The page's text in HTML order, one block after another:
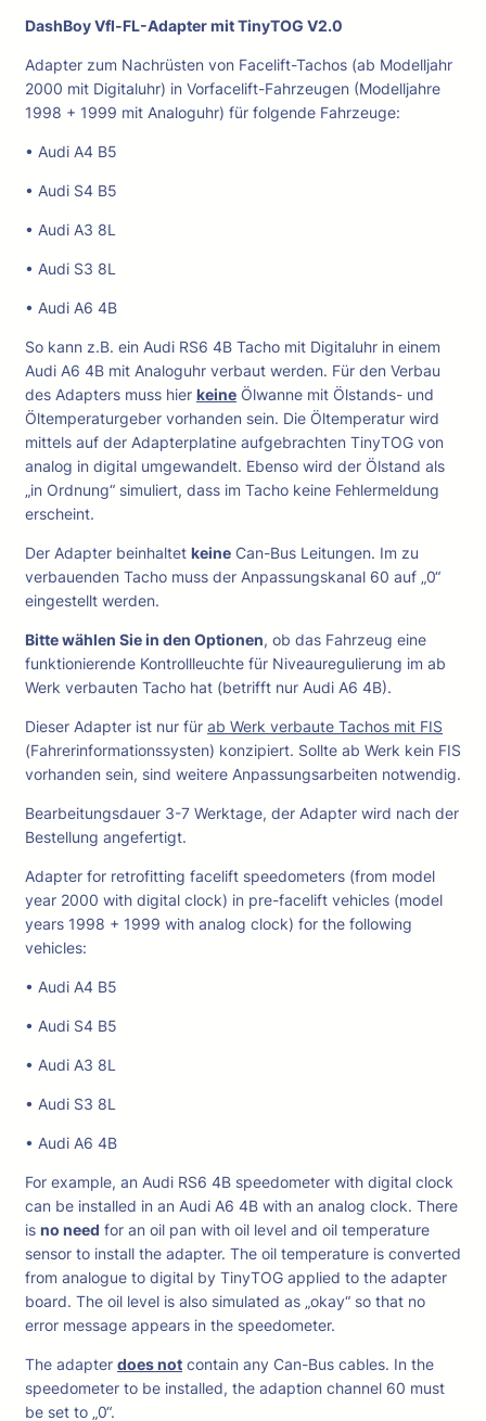
A
d
a
p
e
m
T
y
T
O
G
V
2
0
e
n
g
DashBoy Vfl-FL-Adapter mit TinyTOG V2.0
Adapter zum Nachrüsten von Facelift-Tachos (ab Modelljahr
2000 mit Digitaluhr) in Vorfacelift-Fahrzeugen (Modelljahre
1998 + 1999 mit Analoguhr) für folgende Fahrzeuge:
• Audi A4 B5
• Audi S4 B5
• Audi A3 8L
• Audi S3 8L
• Audi A6 4B
So kann z.B. ein Audi RS6 4B Tacho mit Digitaluhr in einem
Audi A6 4B mit Analoguhr verbaut werden. Für den Verbau
des Adapters muss hier keine Ölwanne mit Ölstands- und
Öltemperaturgeber vorhanden sein. Die Öltemperatur wird
mittels auf der Adapterplatine aufgebrachten TinyTOG von
analog in digital umgewandelt. Ebenso wird der Ölstand als
„in Ordnung“ simuliert, dass im Tacho keine Fehlermeldung
erscheint.
Der Adapter beinhaltet keine Can-Bus Leitungen. Im zu
verbauenden Tacho muss der Anpassungskanal 60 auf „0“
eingestellt werden.
Bitte wählen Sie in den Optionen, ob das Fahrzeug eine
funktionierende Kontrollleuchte für Niveauregulierung im ab
Werk verbauten Tacho hat (betrifft nur Audi A6 4B).
Dieser Adapter ist nur für ab Werk verbaute Tachos mit FIS
(Fahrerinformationssysten) konzipiert. Sollte ab Werk kein FIS
vorhanden sein, sind weitere Anpassungsarbeiten notwendig.
Bearbeitungsdauer 3-7 Werktage, der Adapter wird nach der
Bestellung angefertigt.
Adapter for retrofitting facelift speedometers (from model
year 2000 with digital clock) in pre-facelift vehicles (model
years 1998 + 1999 with analog clock) for the following
vehicles:
• Audi A4 B5
• Audi S4 B5
• Audi A3 8L
• Audi S3 8L
• Audi A6 4B
For example, an Audi RS6 4B speedometer with digital clock
can be installed in an Audi A6 4B with an analog clock. There
is no need for an oil pan with oil level and oil temperature
sensor to install the adapter. The oil temperature is converted
from analogue to digital by TinyTOG applied to the adapter
board. The oil level is also simulated as „okay“ so that no
error message appears in the speedometer.
The adapter does not contain any Can-Bus cables. In the
speedometer to be installed, the adaption channel 60 must
be set to „0“.